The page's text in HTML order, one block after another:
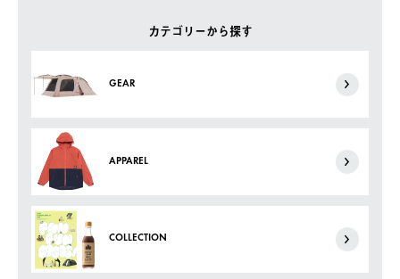
カテゴリーから探す
GEAR
APPAREL
COLLECTION